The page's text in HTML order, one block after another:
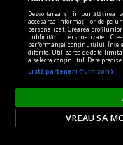
intenție clară,
Dezvoltarea și îmbunătățirea
accesarea informațiilor de pe
personalizat. Crearea
publicității personalizate.
performanței conținutului.
diferite. Utilizarea de date
a selecta conținutul. Date
Listă parteneri (furnizori)
VREAU SA